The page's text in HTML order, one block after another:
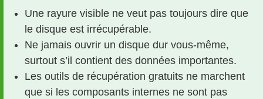
Une rayure visible ne veut pas toujours dire que
le disque est irrécupérable.
Ne jamais ouvrir un disque dur vous-même,
surtout s’il contient des données importantes.
Les outils de récupération gratuits ne marchent
que si les composants internes ne sont pas